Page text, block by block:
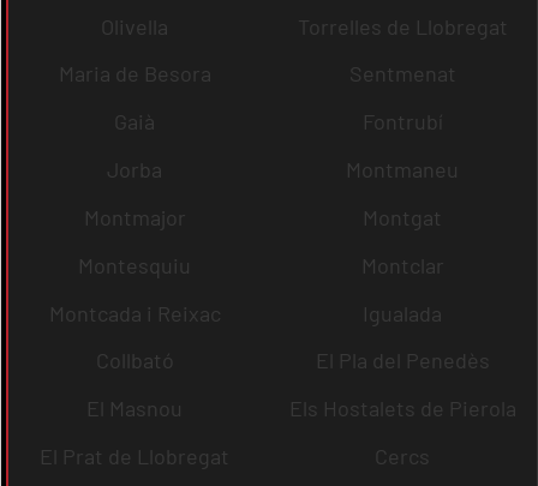
Olivella
Torrelles de Llobregat
Maria de Besora
Sentmenat
Gaià
Fontrubí
Jorba
Montmaneu
Montmajor
Montgat
Montesquiu
Montclar
Montcada i Reixac
Igualada
Collbató
El Pla del Penedès
El Masnou
Els Hostalets de Pierola
El Prat de Llobregat
Cercs